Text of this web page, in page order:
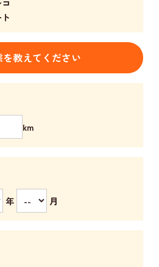
教えてください
km
年 月